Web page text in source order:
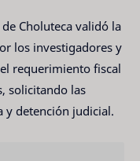
de Choluteca validó la
los investigadores y
requerimiento fiscal
solicitando las
y detención judicial.